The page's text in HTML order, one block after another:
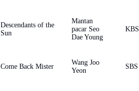
Descendants of the
Sun
Mantan
pacar Seo
Dae Young
KBS
Come Back Mister
Wang Joo
Yeon
SBS